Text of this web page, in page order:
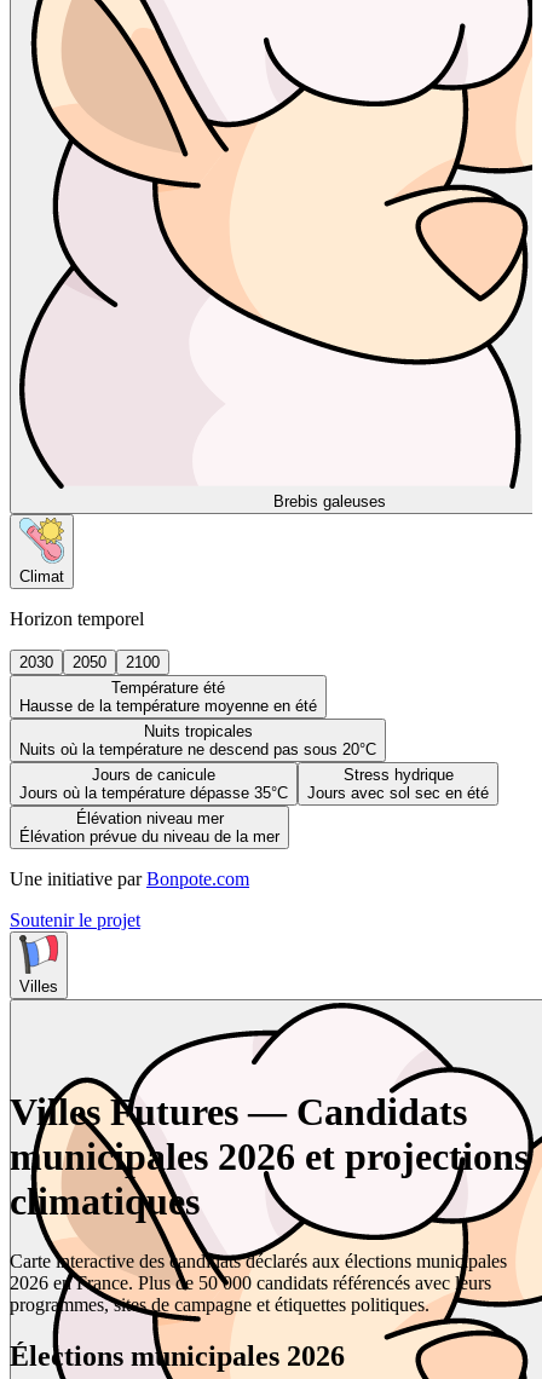
Brebis galeuses
Climat
Horizon temporel
2030 2050
2100
Température été
Hausse de la température moyenne en été
Nuits tropicales
Nuits où la température ne descend pas sous 20°C
Jours de canicule
Jours où la température dépasse 35°C
Stress hydrique
Jours avec sol sec en été
Élévation niveau mer
Élévation prévue du niveau de la mer
Une initiative par Bonpote.com
Soutenir le projet
Villes
Villes Futures — Candidats
municipales 2026 et projections
climatiques
Carte interactive des candidats déclarés aux élections municipales
2026 en France. Plus de 50 000 candidats référencés avec leurs
programmes, sites de campagne et étiquettes politiques.
Élections municipales 2026